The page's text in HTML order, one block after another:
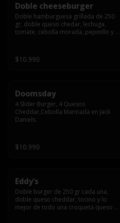
Doble cheeseburger
Doble hamburguesa grillada de 250
gr, doble queso chedar, lechuga,
tomate, cebolla morada, pepinillo y
$10.990
Doomsday
4 Slider Burger, 4 Quesos
Cheddar,Cebolla Marinada en Jack
Daniels.
$10.990
Eddy’s
Doble burger de 250 gr cada una,
doble queso cheddar, tocino y lo
mejor de todo una croqueta queso